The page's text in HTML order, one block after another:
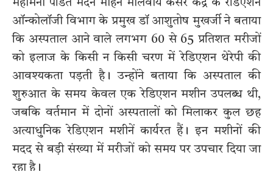
महामना पंडित मदन मोहन मालवीय कैंसर केंद्र के रेडिएशन
ऑन्कोलॉजी विभाग के प्रमुख डॉ आशुतोष मुखर्जी ने बताया
कि अस्पताल आने वाले लगभग 60 से 65 प्रतिशत मरीजों
को इलाज के किसी न किसी चरण में रेडिएशन थेरेपी की
आवश्यकता पड़ती है। उन्होंने बताया कि अस्पताल की
शुरुआत के समय केवल एक रेडिएशन मशीन उपलब्ध थी,
जबकि वर्तमान में दोनों अस्पतालों को मिलाकर कुल छह
अत्याधुनिक रेडिएशन मशीनें कार्यरत हैं। इन मशीनों की
मदद से बड़ी संख्या में मरीजों को समय पर उपचार दिया जा
रहा है।